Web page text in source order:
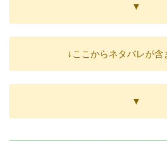
▼
↓ここからネタバレが含
▼